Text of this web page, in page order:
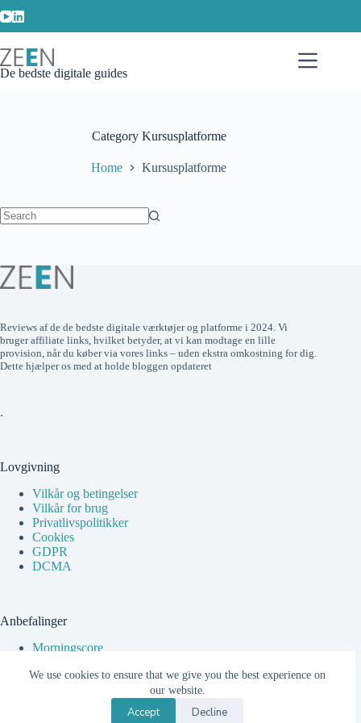
to
content
We use cookies to ensure that we give you the best experience on
our website.
Accept Decline
De bedste digitale guides
CategoryKursusplatforme
Home Kursusplatforme
Reviews af de de bedste digitale værktøjer og platforme i 2024. Vi
bruger affiliate links, hvilket betyder, at vi kan modtage en lille
provision, når du køber via vores links – uden ekstra omkostning for dig.
Dette hjælper os med at holde bloggen opdateret
.
Lovgivning
Vilkår og betingelser
Vilkår for brug
Privatlivspolitikker
Cookies
GDPR
DCMA
Anbefalinger
Morningscore
Squoosh